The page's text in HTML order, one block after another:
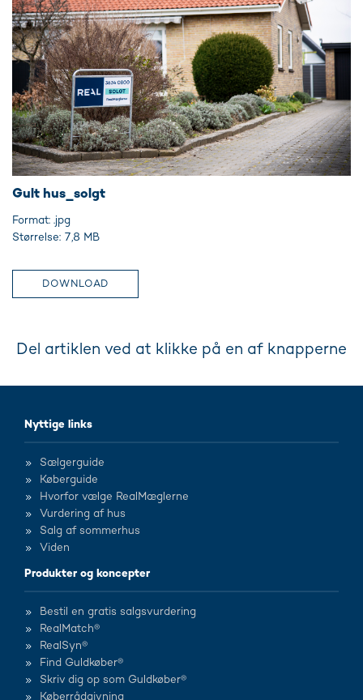
Gult hus_solgt
Format: .jpg
Størrelse: 7,8 MB
DOWNLOAD
Del artiklen ved at klikke på en af knapperne
Nyttige links
Sælgerguide
Køberguide
Hvorfor vælge RealMæglerne
Vurdering af hus
Salg af sommerhus
Viden
Produkter og koncepter
Bestil en gratis salgsvurdering
RealMatch®
RealSyn®
Find Guldkøber®
Skriv dig op som Guldkøber®
Køberrådgivning